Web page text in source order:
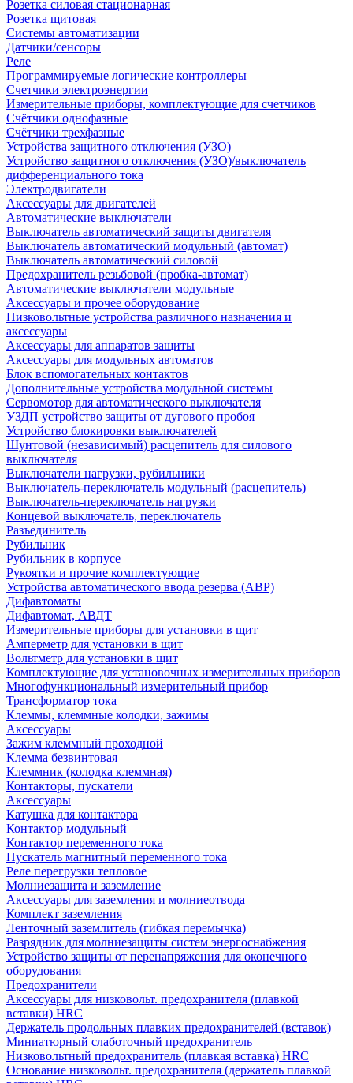
Розетка силовая стационарная
Розетка щитовая
Системы автоматизации
Датчики/сенсоры
Реле
Программируемые логические контроллеры
Счетчики электроэнергии
Измерительные приборы, комплектующие для счетчиков
Счётчики однофазные
Счётчики трехфазные
Устройства защитного отключения (УЗО)
Устройство защитного отключения (УЗО)/выключатель
дифференциального тока
Электродвигатели
Аксессуары для двигателей
Автоматические выключатели
Выключатель автоматический защиты двигателя
Выключатель автоматический модульный (автомат)
Выключатель автоматический силовой
Предохранитель резьбовой (пробка-автомат)
Автоматические выключатели модульные
Аксессуары и прочее оборудование
Низковольтные устройства различного назначения и
аксессуары
Аксессуары для аппаратов защиты
Аксессуары для модульных автоматов
Блок вспомогательных контактов
Дополнительные устройства модульной системы
Сервомотор для автоматического выключателя
УЗДП устройство защиты от дугового пробоя
Устройство блокировки выключателей
Шунтовой (независимый) расцепитель для силового
выключателя
Выключатели нагрузки, рубильники
Выключатель-переключатель модульный (расцепитель)
Выключатель-переключатель нагрузки
Концевой выключатель, переключатель
Разъединитель
Рубильник
Рубильник в корпусе
Рукоятки и прочие комплектующие
Устройства автоматического ввода резерва (АВР)
Дифавтоматы
Дифавтомат, АВДТ
Измерительные приборы для установки в щит
Амперметр для установки в щит
Вольтметр для установки в щит
Комплектующие для установочных измерительных приборов
Многофункциональный измерительный прибор
Трансформатор тока
Клеммы, клеммные колодки, зажимы
Аксессуары
Зажим клеммный проходной
Клемма безвинтовая
Клеммник (колодка клеммная)
Контакторы, пускатели
Аксессуары
Катушка для контактора
Контактор модульный
Контактор переменного тока
Пускатель магнитный переменного тока
Реле перегрузки тепловое
Молниезащита и заземление
Аксессуары для заземления и молниеотвода
Комплект заземления
Ленточный заземлитель (гибкая перемычка)
Разрядник для молниезащиты систем энергоснабжения
Устройство защиты от перенапряжения для оконечного
оборудования
Предохранители
Аксессуары для низковольт. предохранителя (плавкой
вставки) HRC
Держатель продольных плавких предохранителей (вставок)
Миниатюрный слаботочный предохранитель
Низковольтный предохранитель (плавкая вставка) HRC
Основание низковольт. предохранителя (держатель плавкой